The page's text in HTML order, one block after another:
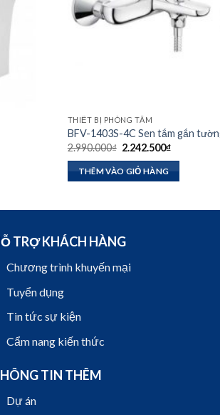
THIẾT BỊ PHÒNG TẮM
BFV-1403S-4C Sen tắm gắn
2.990.000₫ Giá
là:
2.990.000₫.
2.242.500₫Giá
THÊM VÀO GIỎ HÀNG
TRỢ KHÁCH HÀNG
Chương trình khuyến mại
Tuyển dụng
Tin tức sự kiện
Cẩm nang kiến thức
TIN THÊM
Dự án